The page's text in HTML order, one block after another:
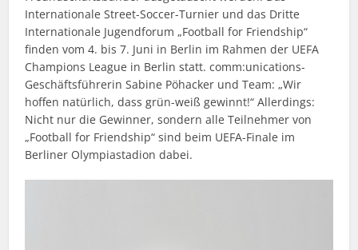
Internationale Street-Soccer-Turnier und das Dritte
Internationale Jugendforum „Football for Friendship“
finden vom 4. bis 7. Juni in Berlin im Rahmen der UEFA
Champions League in Berlin statt. comm:unications-
Geschäftsführerin Sabine Pöhacker und Team: „Wir
hoffen natürlich, dass grün-weiß gewinnt!“ Allerdings:
Nicht nur die Gewinner, sondern alle Teilnehmer von
„Football for Friendship“ sind beim UEFA-Finale im
Berliner Olympiastadion dabei.